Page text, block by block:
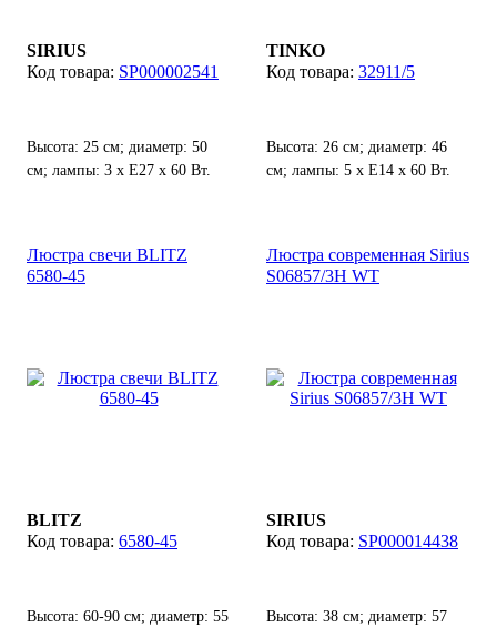
SIRIUS
SP000002541
Высота: 25 см; диаметр: 50
см; лампы: 3 х Е27 х 60 Вт.
TINKO
32911/5
Высота: 26 см; диаметр: 46
см; лампы: 5 х Е14 х 60 Вт.
Люстра свечи BLITZ
6580-45
BLITZ
6580-45
Высота: 60-90 см; диаметр: 55
Люстра современная Sirius
S06857/3H WT
SIRIUS
SP000014438
Высота: 38 см; диаметр: 57